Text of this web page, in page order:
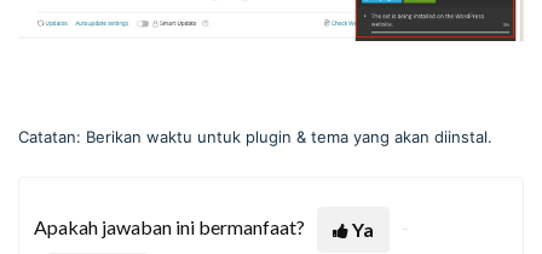
Catatan: Berikan waktu untuk plugin & tema yang akan diinstal.
Apakah jawaban ini bermanfaat?
Ya